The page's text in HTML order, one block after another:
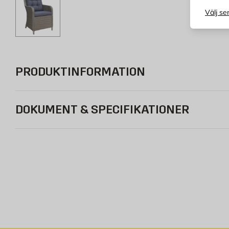
Välj
PRODUKTINFORMATION
DOKUMENT & SPECIFIKATIONER